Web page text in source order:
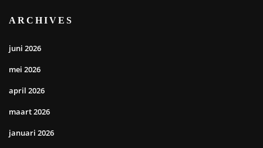
ARCHIVES
juni 2026
mei 2026
april 2026
maart 2026
januari 2026